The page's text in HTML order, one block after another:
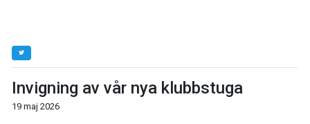
Invigning av vår nya klubbstuga
19 maj 2026